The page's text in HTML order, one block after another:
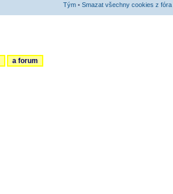
Tým • Smazat všechny cookies z fóra
a forum